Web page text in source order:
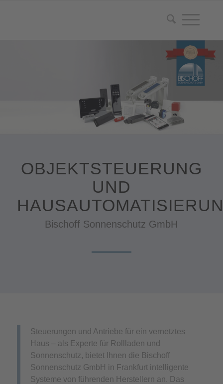
OBJEKTSTEUERUNG
UND
Bischoff Sonnenschutz GmbH
Steuerungen und Antriebe für ein vernetztes
Haus – als Experte für Rollladen und
Sonnenschutz, bietet Ihnen die Bischoff
Sonnenschutz GmbH in Frankfurt intelligente
Systeme von führenden Herstellern an. Das